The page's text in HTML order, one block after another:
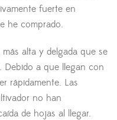
fuerte en
he comprado.
alta y delgada que se
Debido a que llegan con
rápidamente. Las
no han
de hojas al llegar.